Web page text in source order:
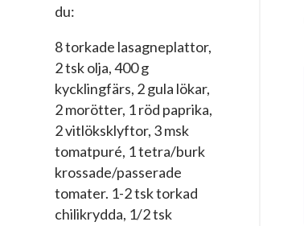
du:
8 torkade lasagneplattor,
2 tsk olja, 400 g
kycklingfärs, 2 gula lökar,
2 morötter, 1 röd paprika,
2 vitlöksklyftor, 3 msk
tomatpuré, 1 tetra/burk
krossade/passerade
tomater. 1-2 tsk torkad
chilikrydda, 1/2 tsk